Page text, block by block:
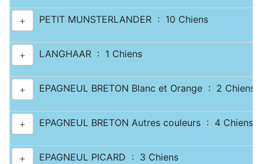
+ PETIT MUNSTERLANDER : 10 Chiens
+ LANGHAAR : 1 Chiens
+ EPAGNEUL BRETON Blanc et Orange : 2 Chiens
+ EPAGNEUL BRETON Autres couleurs : 4 Chiens
+ EPAGNEUL PICARD : 3 Chiens